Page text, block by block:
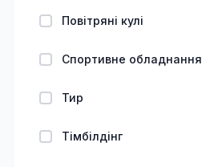
Повітряні кулі
Спортивне обладнання
Тир
Тімбілдінг